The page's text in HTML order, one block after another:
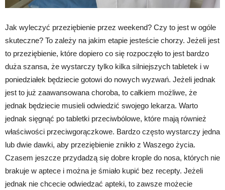
Jak wyleczyć przeziębienie przez weekend? Czy to jest w ogóle
skuteczne? To zależy na jakim etapie jesteście chorzy. Jeżeli jest
to przeziębienie, które dopiero co się rozpoczęło to jest bardzo
duża szansa, że wystarczy tylko kilka silniejszych tabletek i w
poniedziałek będziecie gotowi do nowych wyzwań. Jeżeli jednak
jest to już zaawansowana choroba, to całkiem możliwe, że
jednak będziecie musieli odwiedzić swojego lekarza. Warto
jednak sięgnąć po tabletki przeciwbólowe, które mają również
właściwości przeciwgorączkowe. Bardzo często wystarczy jedna
lub dwie dawki, aby przeziębienie znikło z Waszego życia.
Czasem jeszcze przydadzą się dobre krople do nosa, których nie
brakuje w aptece i można je śmiało kupić bez recepty. Jeżeli
jednak nie chcecie odwiedzać apteki, to zawsze możecie